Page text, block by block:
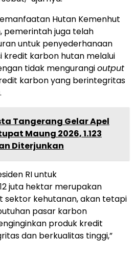
Hutan Kemenhut
pemerintah juga telah
untuk penyederhanaan
kredit karbon hutan melalui
tidak mengurangioutput
karbon yang berintegritas
Tangerang Gelar Apel
Maung 2026, 1.123
Diterjunkan
RI untuk
juta hektar merupakan
sektor kehutanan, akan tetapi
pasar karbon
produk kredit
dan berkualitas tinggi,”